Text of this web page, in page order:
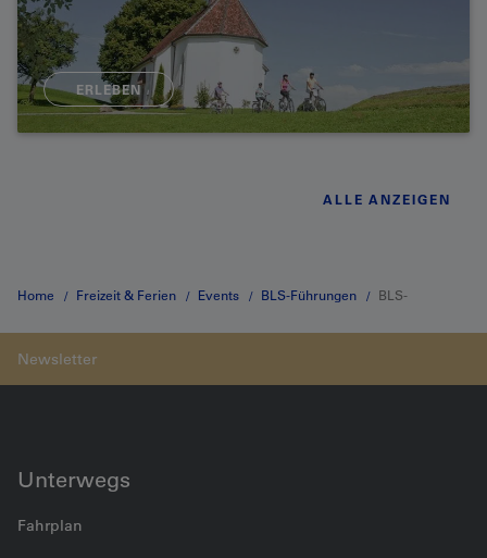
ERLEBEN
ALLE ANZEIGEN
Home Freizeit & Ferien Events BLS-Führungen BLS-
Unterwegs
Fahrplan